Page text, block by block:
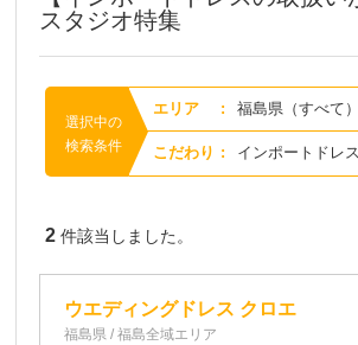
スタジオ特集
選択中の
検索条件
エリア : 福島県（すべて）
こだわり : インポートドレ
2 件該当しました。
ウエディングドレス クロエ
福島県 / 福島全域エリア